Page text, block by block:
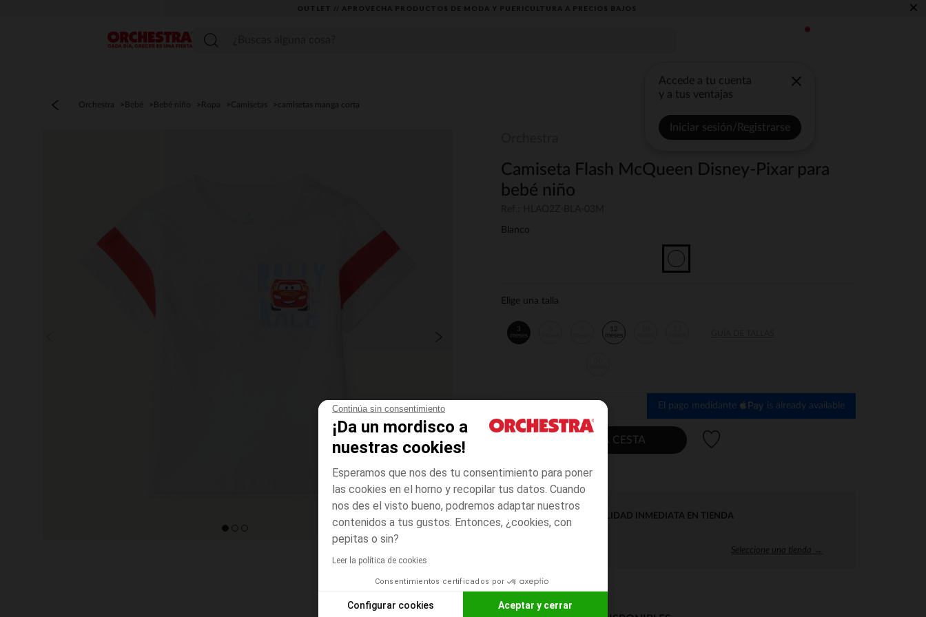
Continúa sin consentimiento
¡Da un mordisco a
nuestras cookies!
Esperamos que nos des tu consentimiento para poner
las cookies en el horno y recopilar tus datos. Cuando
nos des el visto bueno, podremos adaptar nuestros
contenidos a tus gustos. Entonces, ¿cookies, con
pepitas o sin?
Leer la política de cookies
Consentimientos certificados por
Configurar cookies Aceptar y cerrar
OUTLET // APROVECHA PRODUCTOS DE MODA Y PUERICULTURA A PRECIOS BAJOS ×
Menú
Accede a tu cuenta
y a tus ventajas
Iniciar sesión/Registrarse
Orchestra Bebé Bebé niño Ropa Camisetas camisetas manga corta
Camiseta Flash McQueen Disney-Pixar para
bebé niño
Blanco
Elige una talla
3
meses
12
meses
El pago medidante is already available
AÑADIR A LA CESTA
DISPONIBILIDAD INMEDIATA EN TIENDA
Seleccione una tienda →